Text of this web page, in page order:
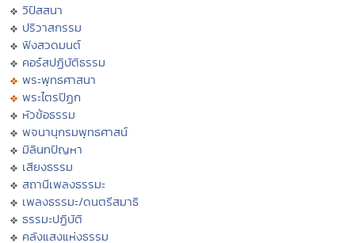
วิปัสสนา
ปริวาสกรรม
ฟังสวดมนต์
คอร์สปฏิบัติธรรม
พระพุทธศาสนา
พระไตรปิฏก
หัวข้อธรรม
พจนานุกรมพุทธศาสน์
มิลินทปัญหา
เสียงธรรม
สถานีเพลงธรรมะ
เพลงธรรมะ/ดนตรีสมาธิ
ธรรมะปฏิบัติ
คลังแสงแห่งธรรม